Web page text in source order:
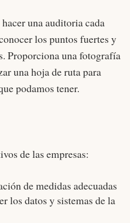
una auditoria cada
los puntos fuertes y
Proporciona una fotografía
una hoja de ruta para
podamos tener.
de las empresas:
de medidas adecuadas
los datos y sistemas de la